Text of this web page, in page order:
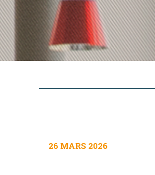
26 MARS 2026